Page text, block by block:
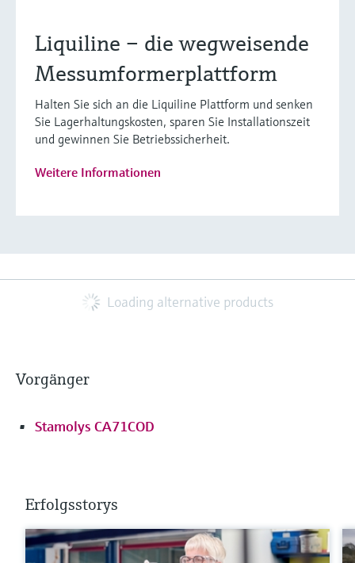
Liquiline – die wegweisende
Messumformerplattform
Halten Sie sich an die Liquiline Plattform und senken
Sie Lagerhaltungskosten, sparen Sie Installationszeit
und gewinnen Sie Betriebssicherheit.
Weitere Informationen
Loading alternative products
Vorgänger
Stamolys CA71COD
Erfolgsstorys